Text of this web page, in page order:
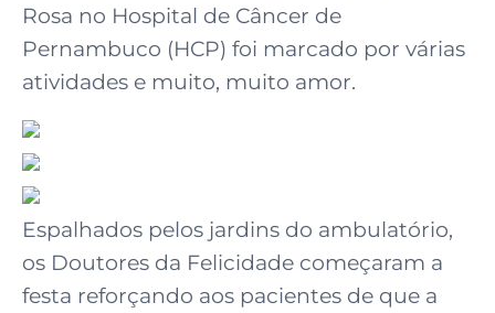
Rosa no Hospital de Câncer de
Pernambuco (HCP) foi marcado por várias
atividades e muito, muito amor.
Espalhados pelos jardins do ambulatório,
os Doutores da Felicidade começaram a
festa reforçando aos pacientes de que a